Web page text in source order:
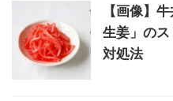
【画像】
生姜」の
対処法